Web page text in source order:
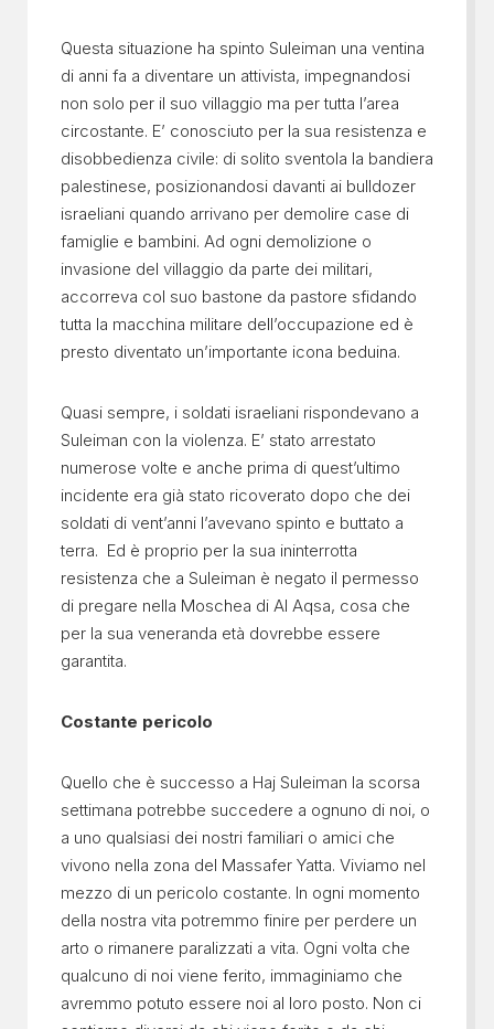
Questa situazione ha spinto Suleiman una ventina
di anni fa a diventare un attivista, impegnandosi
non solo per il suo villaggio ma per tutta l’area
circostante. E’ conosciuto per la sua resistenza e
disobbedienza civile: di solito sventola la bandiera
palestinese, posizionandosi davanti ai bulldozer
israeliani quando arrivano per demolire case di
famiglie e bambini. Ad ogni demolizione o
invasione del villaggio da parte dei militari,
accorreva col suo bastone da pastore sfidando
tutta la macchina militare dell’occupazione ed è
presto diventato un’importante icona beduina.
Quasi sempre, i soldati israeliani rispondevano a
Suleiman con la violenza. E’ stato arrestato
numerose volte e anche prima di quest’ultimo
incidente era già stato ricoverato dopo che dei
soldati di vent’anni l’avevano spinto e buttato a
terra. Ed è proprio per la sua ininterrotta
resistenza che a Suleiman è negato il permesso
di pregare nella Moschea di Al Aqsa, cosa che
per la sua veneranda età dovrebbe essere
garantita.
Costante pericolo
Quello che è successo a Haj Suleiman la scorsa
settimana potrebbe succedere a ognuno di noi, o
a uno qualsiasi dei nostri familiari o amici che
vivono nella zona del Massafer Yatta. Viviamo nel
mezzo di un pericolo costante. In ogni momento
della nostra vita potremmo finire per perdere un
arto o rimanere paralizzati a vita. Ogni volta che
qualcuno di noi viene ferito, immaginiamo che
avremmo potuto essere noi al loro posto. Non ci